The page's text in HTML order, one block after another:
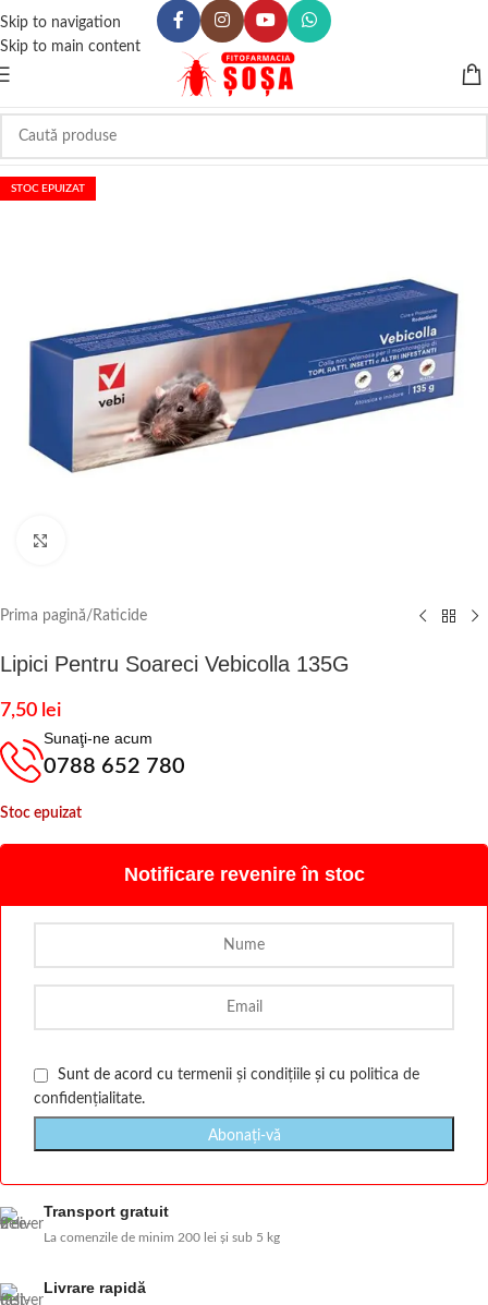
Skip to navigation
Skip to main content
STOC EPUIZAT
Prima pagină/ Raticide
Lipici Pentru Soareci Vebicolla 135G
7,50 lei
Sunaţi-ne acum
0788 652 780
Stoc epuizat
Notificare revenire în stoc
Sunt de acord cu termenii și condițiile și cu politica de
confidențialitate.
Transport gratuit
La comenzile de minim 200 lei și sub 5 kg
Livrare rapidă